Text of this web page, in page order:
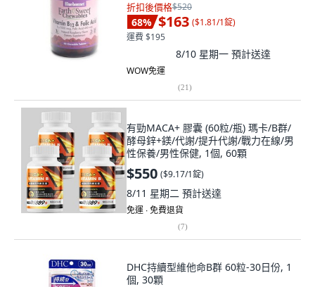
折扣後價格$520
68% $163 ($1.81/1錠)
運費 $195
8/10 星期一 預計送達
WOW免運
(21)
有勁MACA+ 膠囊 (60粒/瓶) 瑪卡/B群/
酵母鋅+鎂/代謝/提升代謝/戰力在線/男
性保養/男性保健, 1個, 60顆
$550 ($9.17/1錠)
8/11 星期二 預計送達
免運 ∙ 免費退貨
(7)
DHC持續型維他命B群 60粒-30日份, 1
個, 30顆